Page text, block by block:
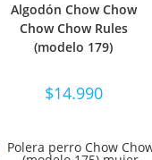
Algodón Chow Chow
Chow Chow Rules
(modelo 179)
$14.990